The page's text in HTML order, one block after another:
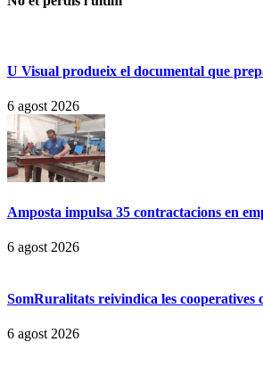
U Visual produeix el documental que
6 agost 2026
Amposta impulsa 35 contractacions en
6 agost 2026
SomRuralitats reivindica les cooperatives
6 agost 2026